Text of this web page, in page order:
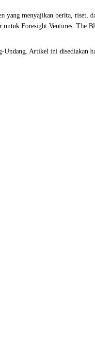
yang menyajikan berita, riset,
Foresight Ventures. The
Artikel ini disediakan